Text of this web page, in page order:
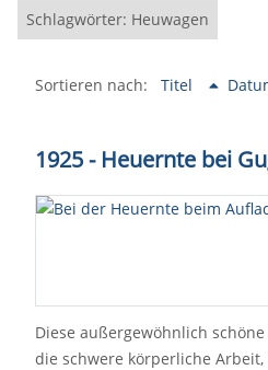
Schlagwörter: Heuwagen
Sortieren nach: Titel
1925 - Heuernte bei
Diese außergewöhnlich
die schwere körperliche